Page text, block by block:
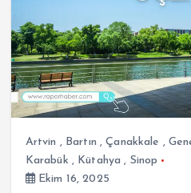
Artvin , Bartın ,Çanakkale ,
Karabük , Kütahya , Sinop
Ekim 16, 2025